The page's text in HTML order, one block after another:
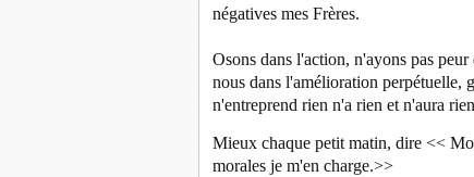
négatives mes Frères.
Osons dans l'action, n'ayons pas
nous dans l'amélioration perpétuelle,
n'entreprend rien n'a rien et n'aura
Mieux chaque petit matin, dire <<
morales je m'en charge.>>